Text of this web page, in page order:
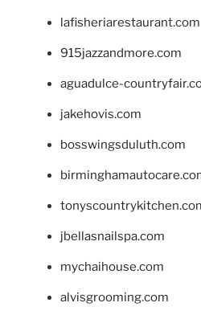
lafisheriarestaurant.com
915jazzandmore.com
aguadulce-
jakehovis.com
bosswingsduluth.com
jbellasnailspa.com
mychaihouse.com
alvisgrooming.com